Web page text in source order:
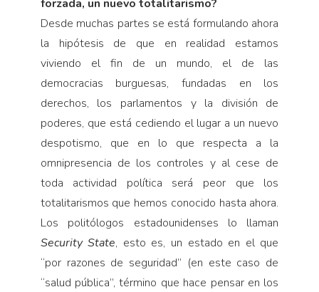
forzada, un nuevo totalitarismo?
Desde muchas partes se está formulando ahora
la hipótesis de que en realidad estamos
viviendo el fin de un mundo, el de las
democracias burguesas, fundadas en los
derechos, los parlamentos y la división de
poderes, que está cediendo el lugar a un nuevo
despotismo, que en lo que respecta a la
omnipresencia de los controles y al cese de
toda actividad política será peor que los
totalitarismos que hemos conocido hasta ahora.
Los politólogos estadounidenses lo llaman
Security State, esto es, un estado en el que
“por razones de seguridad” (en este caso de
“salud pública”, término que hace pensar en los